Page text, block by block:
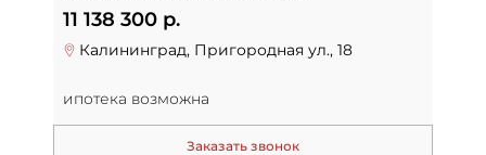
11 138 300 р.
Калининград, Пригородная ул., 18
ипотека возможна
Заказать звонок